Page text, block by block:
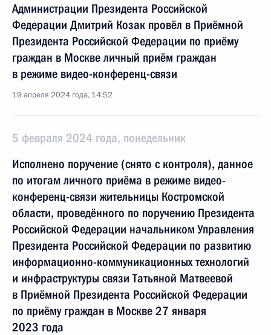
Администрации Президента Российской
Федерации Дмитрий Козак провёл в Приёмной
Президента Российской Федерации по приёму
граждан в Москве личный приём граждан
в режиме видео-конференц-связи
19 апреля 2024 года, 14:52
5 февраля 2024 года, понедельник
Исполнено поручение (снято с контроля), данное
по итогам личного приёма в режиме видео-
конференц-связи жительницы Костромской
области, проведённого по поручению Президента
Российской Федерации начальником Управления
Президента Российской Федерации по развитию
информационно-коммуникационных технологий
и инфраструктуры связи Татьяной Матвеевой
в Приёмной Президента Российской Федерации
по приёму граждан в Москве 27 января
2023 года